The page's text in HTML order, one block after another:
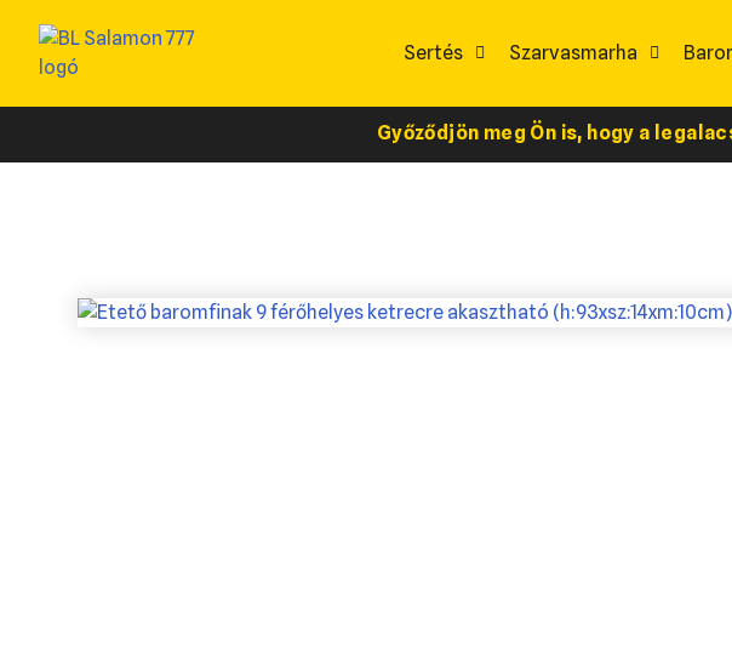
Sertés Szarvasmarha
Győződjön meg Ön is, hogy a